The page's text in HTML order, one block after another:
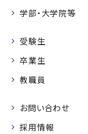
学部・大学院等
受験生
卒業生
教職員
お問い合わせ
採用情報